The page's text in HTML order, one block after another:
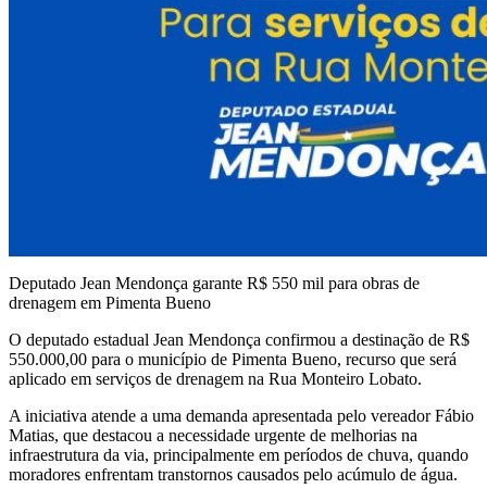
Deputado Jean Mendonça garante R$ 550 mil para obras de
drenagem em Pimenta Bueno
O deputado estadual Jean Mendonça confirmou a destinação de R$
550.000,00 para o município de Pimenta Bueno, recurso que será
aplicado em serviços de drenagem na Rua Monteiro Lobato.
A iniciativa atende a uma demanda apresentada pelo vereador Fábio
Matias, que destacou a necessidade urgente de melhorias na
infraestrutura da via, principalmente em períodos de chuva, quando
moradores enfrentam transtornos causados pelo acúmulo de água.